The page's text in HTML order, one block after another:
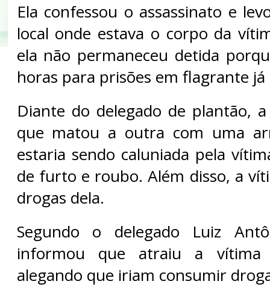
Ela confessou o assassinato e
local onde estava o corpo da
ela não permaneceu detida
horas para prisões em flagrante já
Diante do delegado de plantão,
que matou a outra com uma
estaria sendo caluniada pela
de furto e roubo. Além disso, a
drogas dela.
Segundo o delegado Luiz
informou que atraiu a
alegando que iriam consumir